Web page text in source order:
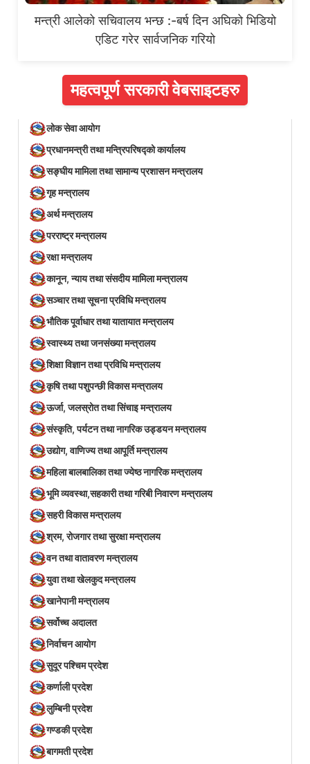
मन्त्री आलेको सचिवालय भन्छ :-बर्ष दिन अघिको भिडियो
एडिट गरेर सार्वजनिक गरियो
महत्वपूर्ण सरकारी वेबसाइटहरु
लोक सेवा आयोग
प्रधानमन्त्री तथा मन्त्रिपरिषद्को कार्यालय
सङ्घीय मामिला तथा सामान्य प्रशासन मन्त्रालय
गृह मन्त्रालय
अर्थ मन्त्रालय
परराष्ट्र मन्त्रालय
रक्षा मन्त्रालय
कानून, न्याय तथा संसदीय मामिला मन्त्रालय
सञ्‍चार तथा सूचना प्रविधि मन्त्रालय
भौतिक पूर्वाधार तथा यातायात मन्त्रालय
स्वास्थ्य तथा जनसंख्या मन्त्रालय
शिक्षा विज्ञान तथा प्रविधि मन्त्रालय
कृषि तथा पशुपन्छी विकास मन्त्रालय
ऊर्जा, जलस्रोत तथा सिंचाइ मन्त्रालय
संस्कृति, पर्यटन तथा नागरिक उड्डयन मन्त्रालय
उद्योग, वाणिज्य तथा आपूर्ति मन्त्रालय
महिला बालबालिका तथा ज्येष्ठ नागरिक मन्त्रालय
भूमि व्यवस्था,सहकारी तथा गरिबी निवारण मन्त्रालय
सहरी विकास मन्त्रालय
श्रम, रोजगार तथा सुरक्षा मन्त्रालय
वन तथा वातावरण मन्त्रालय
युवा तथा खेलकुद मन्त्रालय
खानेपानी मन्त्रालय
सर्वोच्च अदालत
निर्वाचन आयोग
सुदूर पश्चिम प्रदेश
कर्णाली प्रदेश
लुम्बिनी प्रदेश
गण्डकी प्रदेश
बागमती प्रदेश